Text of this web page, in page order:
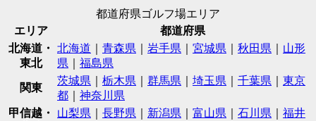
都道府県ゴルフ場エリア
エリア
都道府県
北海道・
東北
北海道 青森県 岩手県 宮城県 秋田県
山形
県
福島県
関東
茨城県 栃木県 群馬県 埼玉県 千葉県
東京
都
神奈川県
甲信越・
山梨県 長野県 新潟県 富山県 石川県
福井